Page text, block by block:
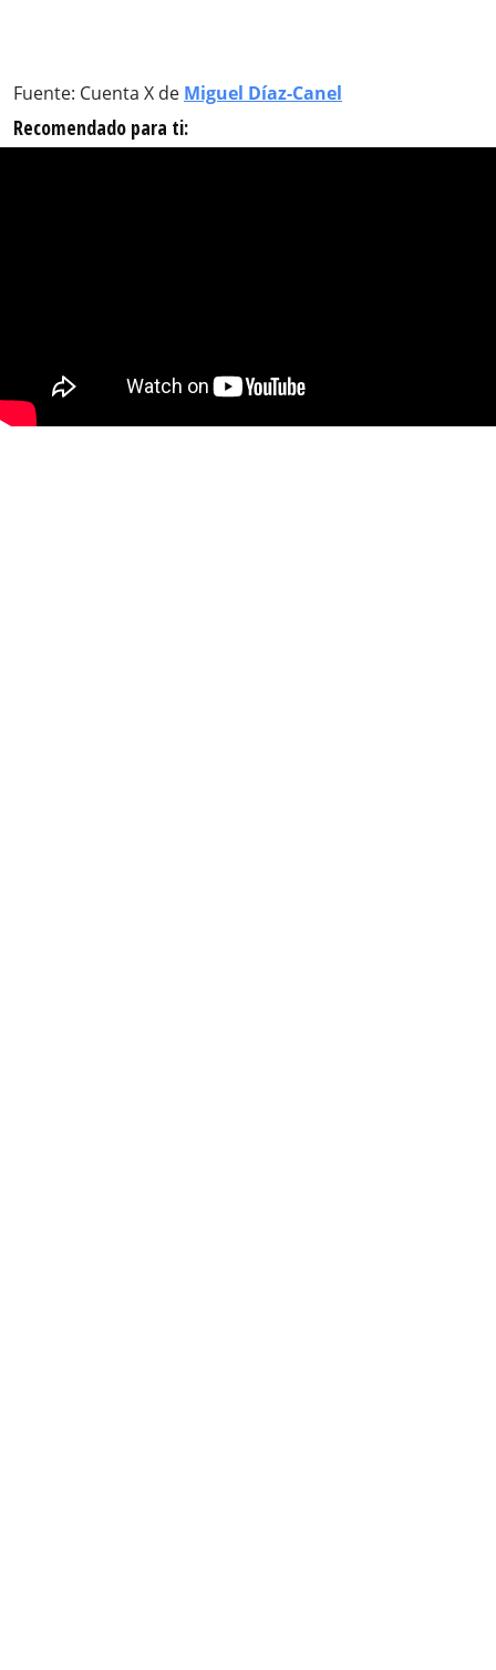
Fuente: Cuenta X de Miguel Díaz-Canel
Recomendado para ti: